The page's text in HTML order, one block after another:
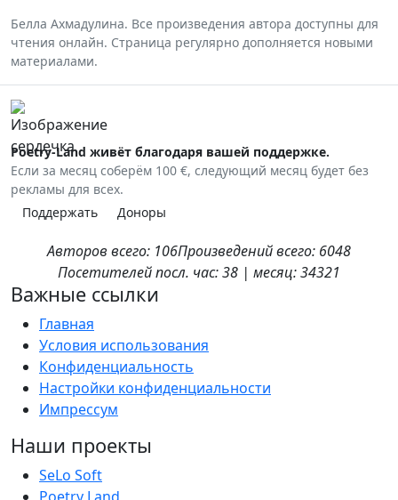
Белла Ахмадулина. Все произведения автора доступны для
чтения онлайн. Страница регулярно дополняется новыми
материалами.
Poetry-Land живёт благодаря вашей поддержке.
Если за месяц соберём 100 €, следующий месяц будет без
рекламы для всех.
Поддержать
Доноры
Автороввсего: 106Произведенийвсего: 6048
Посетителейпосл. час:38 | месяц:34321
Важные ссылки
Главная
Условия использования
Конфиденциальность
Настройки конфиденциальности
Импрессум
Наши проекты
SeLo Soft